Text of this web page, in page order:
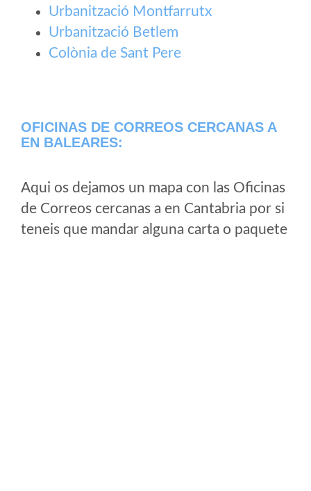
Urbanització Montfarrutx
Urbanització Betlem
Colònia de Sant Pere
OFICINAS DE CORREOS CERCANAS A
EN BALEARES:
Aqui os dejamos un mapa con las Oficinas
de Correos cercanas a en Cantabria por si
teneis que mandar alguna carta o paquete